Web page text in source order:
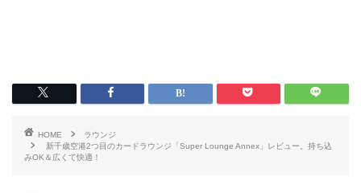
HOME
ラウンジ
新千歳空港2つ目のカードラウンジ「Super Lounge Annex」レビュー。持ち込
みOK＆広くて快適！